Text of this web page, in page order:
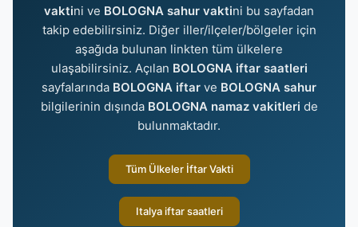
vaktini ve BOLOGNA sahur vaktini bu sayfadan
takip edebilirsiniz. Diğer iller/ilçeler/bölgeler için
aşağıda bulunan linkten tüm ülkelere
ulaşabilirsiniz. Açılan BOLOGNA iftar saatleri
sayfalarında BOLOGNA iftar ve BOLOGNA sahur
bilgilerinin dışında BOLOGNA namaz vakitleri de
bulunmaktadır.
Tüm Ülkeler İftar Vakti
Italya iftar saatleri